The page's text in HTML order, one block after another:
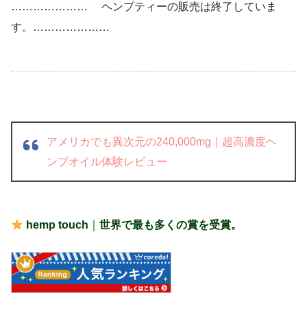
………………… ヘンプティーの販売は終了していま
す。…………………
アメリカでも異次元の240,000mg｜超高濃度ヘ
ンプオイル体験レビュー
hemp touch ｜世界で最も多くの賞を受賞。